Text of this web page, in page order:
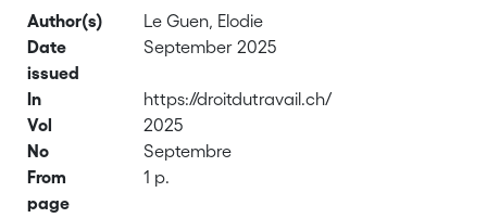
Author(s)
Le Guen, Elodie
Date
issued
September 2025
In
https://droitdutravail.ch/
Vol
2025
No
Septembre
From
page
1 p.